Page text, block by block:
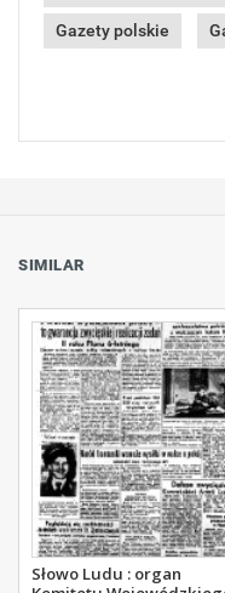
Gazety polskie
SIMILAR
Słowo Ludu : organ